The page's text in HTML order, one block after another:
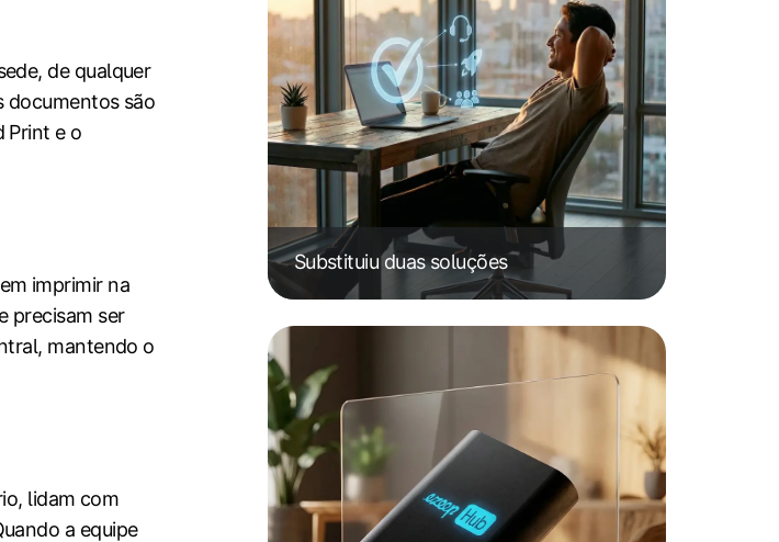
de qualquer
documentos são
Print e o
imprimir na
precisam ser
mantendo o
lidam com
a equipe
Substituiu duas soluções